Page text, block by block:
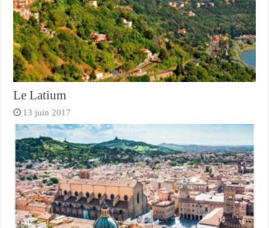
Le Latium
13 juin 2017